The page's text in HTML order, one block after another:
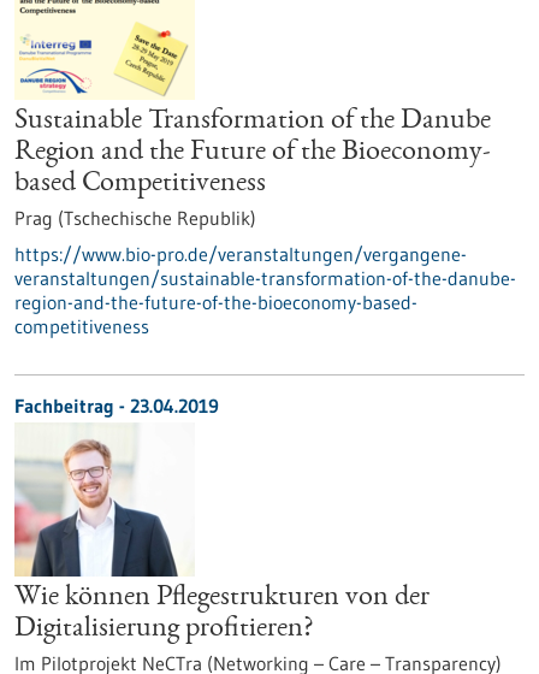
Sustainable Transformation of the Danube
Region and the Future of the Bioeconomy-
based Competitiveness
Prag (Tschechische Republik)
https://www.bio-pro.de/veranstaltungen/vergangene-
veranstaltungen/sustainable-transformation-of-the-danube-
region-and-the-future-of-the-bioeconomy-based-
competitiveness
Fachbeitrag - 23.04.2019
Wie können Pflegestrukturen von der
Digitalisierung profitieren?
Im Pilotprojekt NeCTra (Networking – Care – Transparency)